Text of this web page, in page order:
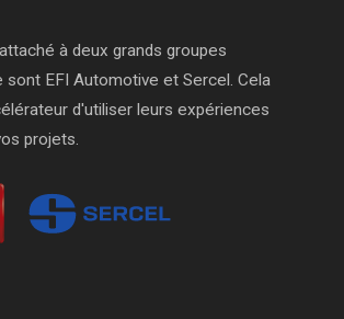
à deux grands groupes
sont EFI Automotive et Sercel. Cela
d'utiliser leurs expériences
projets.